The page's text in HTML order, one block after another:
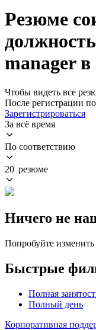
Резюме
manager в
Чтобы видеть все
После регистрации
Зарегистрироваться
За всё время
По соответствию
20 резюме
Ничего не
Попробуйте
Быстрые
Полная
Полный день
Корпоративная